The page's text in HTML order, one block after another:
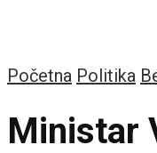
Početna Politika
Ministar